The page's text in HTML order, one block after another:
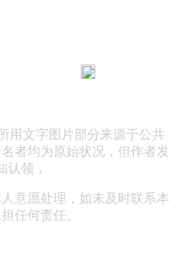
用文字图片部分来源于公共
者均为原始状况，但作者发
认领，
意愿处理，如未及时联系本
任何责任。